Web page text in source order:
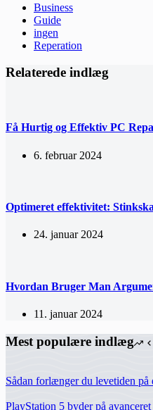
Business
Guide
ingen
Reperation
Relaterede indlæg
Få Hurtig og Effektiv PC
6. februar 2024
Optimeret effektivitet:
24. januar 2024
Hvordan Bruger Man
11. januar 2024
Mest populære indlæg
Sådan forlænger du levetiden
PlayStation 5 byder på